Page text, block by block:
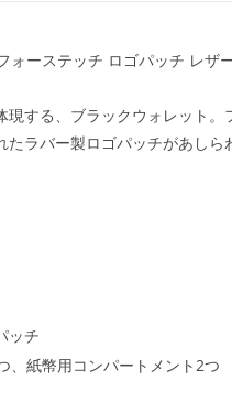
ーステッチ ロゴパッチ レザ
現する、ブラックウォレット
ラバー製ロゴパッチがあし
ッチ
、紙幣用コンパートメント2つ